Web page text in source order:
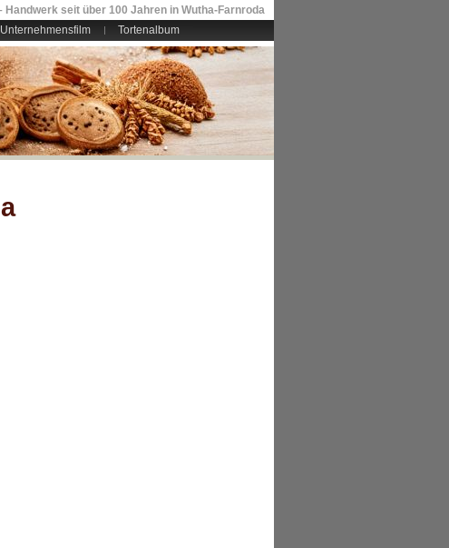
Handwerk seit über 100 Jahren in Wutha-Farnroda
Unternehmensfilm Tortenalbum